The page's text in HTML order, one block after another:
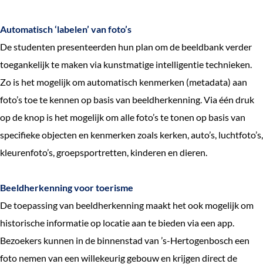
Automatisch ‘labelen’ van foto’s
De studenten presenteerden hun plan om de beeldbank verder
toegankelijk te maken via kunstmatige intelligentie technieken.
Zo is het mogelijk om automatisch kenmerken (metadata) aan
foto’s toe te kennen op basis van beeldherkenning. Via één druk
op de knop is het mogelijk om alle foto’s te tonen op basis van
specifieke objecten en kenmerken zoals kerken, auto’s, luchtfoto’s,
kleurenfoto’s, groepsportretten, kinderen en dieren.
Beeldherkenning voor toerisme
De toepassing van beeldherkenning maakt het ook mogelijk om
historische informatie op locatie aan te bieden via een app.
Bezoekers kunnen in de binnenstad van ’s-Hertogenbosch een
foto nemen van een willekeurig gebouw en krijgen direct de